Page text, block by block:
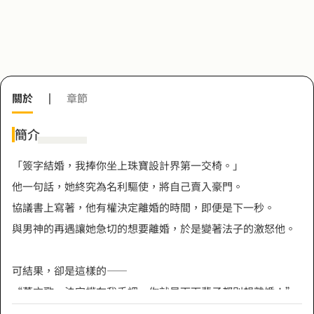
關於 | 章節
簡介
「簽字結婚，我捧你坐上珠寶設計界第一交椅。」
他一句話，她終究為名利驅使，將自己賣入豪門。
協議書上寫著，他有權決定離婚的時間，即便是下一秒。
與男神的再遇讓她急切的想要離婚，於是變著法子的激怒他。
可結果，卻是這樣的——
“慕方歌，決定權在我手裡，你就是下下輩子都別想離婚！”